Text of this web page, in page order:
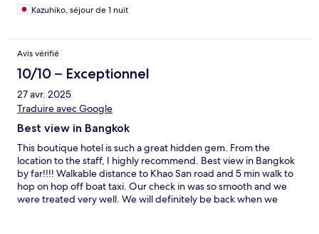
Kazuhiko, séjour de 1 nuit
Avis vérifié
10/10 – Exceptionnel
27 avr. 2025
Traduire avec Google
Best view in Bangkok
This boutique hotel is such a great hidden gem. From the
location to the staff, I highly recommend. Best view in Bangkok
by far!!!! Walkable distance to Khao San road and 5 min walk to
hop on hop off boat taxi. Our check in was so smooth and we
were treated very well. We will definitely be back when we